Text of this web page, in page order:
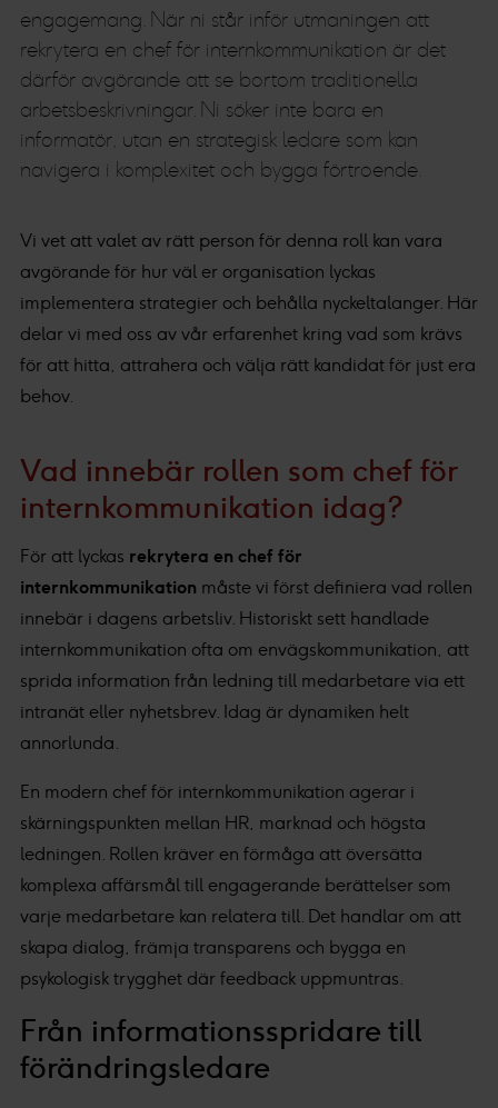
engagemang. När ni står inför utmaningen att
rekrytera en chef för internkommunikation är det
därför avgörande att se bortom traditionella
arbetsbeskrivningar. Ni söker inte bara en
informatör, utan en strategisk ledare som kan
navigera i komplexitet och bygga förtroende.
Vi vet att valet av rätt person för denna roll kan vara
avgörande för hur väl er organisation lyckas
implementera strategier och behålla nyckeltalanger. Här
delar vi med oss av vår erfarenhet kring vad som krävs
för att hitta, attrahera och välja rätt kandidat för just era
behov.
Vad innebär rollen som chef för
internkommunikation idag?
För att lyckas rekrytera en chef för
internkommunikation måste vi först definiera vad rollen
innebär i dagens arbetsliv. Historiskt sett handlade
internkommunikation ofta om envägskommunikation, att
sprida information från ledning till medarbetare via ett
intranät eller nyhetsbrev. Idag är dynamiken helt
annorlunda.
En modern chef för internkommunikation agerar i
skärningspunkten mellan HR, marknad och högsta
ledningen. Rollen kräver en förmåga att översätta
komplexa affärsmål till engagerande berättelser som
varje medarbetare kan relatera till. Det handlar om att
skapa dialog, främja transparens och bygga en
psykologisk trygghet där feedback uppmuntras.
Från informationsspridare till
förändringsledare